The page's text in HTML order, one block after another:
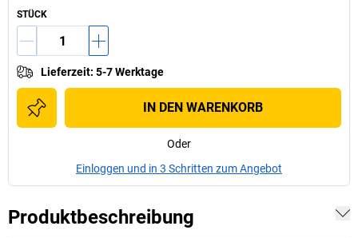
STÜCK
Lieferzeit: 5-7 Werktage
IN DEN WARENKORB
Oder
Einloggen und in 3 Schritten zum Angebot
Produktbeschreibung